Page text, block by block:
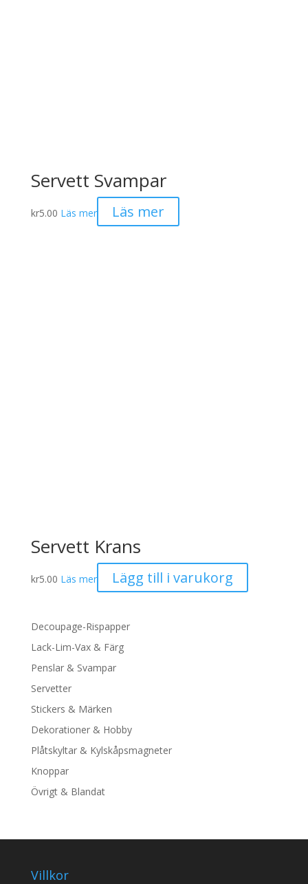
Servett Svampar
kr5.00 Läs mer Läs mer
Servett Krans
kr5.00 Läs mer Lägg till i varukorg
Decoupage-Rispapper
Lack-Lim-Vax & Färg
Penslar & Svampar
Servetter
Stickers & Märken
Dekorationer & Hobby
Plåtskyltar & Kylskåpsmagneter
Knoppar
Övrigt & Blandat
Villkor